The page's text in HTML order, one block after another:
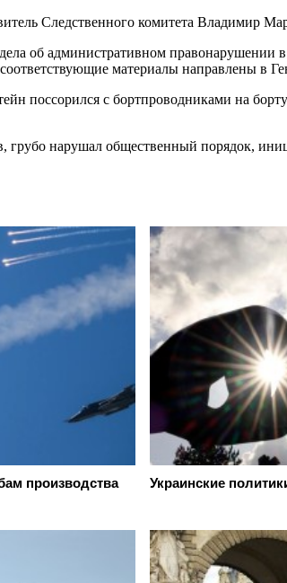
Следственного комитета Владимир
об административном
соответствующие материалы направлены в
поссорился с бортпроводниками на
грубо нарушал общественный порядок,
производства
Украинские